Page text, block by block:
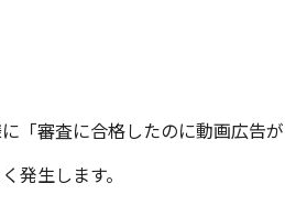
「審査に合格したのに動画広告が
発生します。